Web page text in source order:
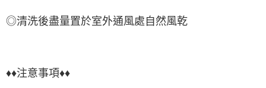
◎清洗後盡量置於室外通風處自然風乾
♦♦注意事項♦♦